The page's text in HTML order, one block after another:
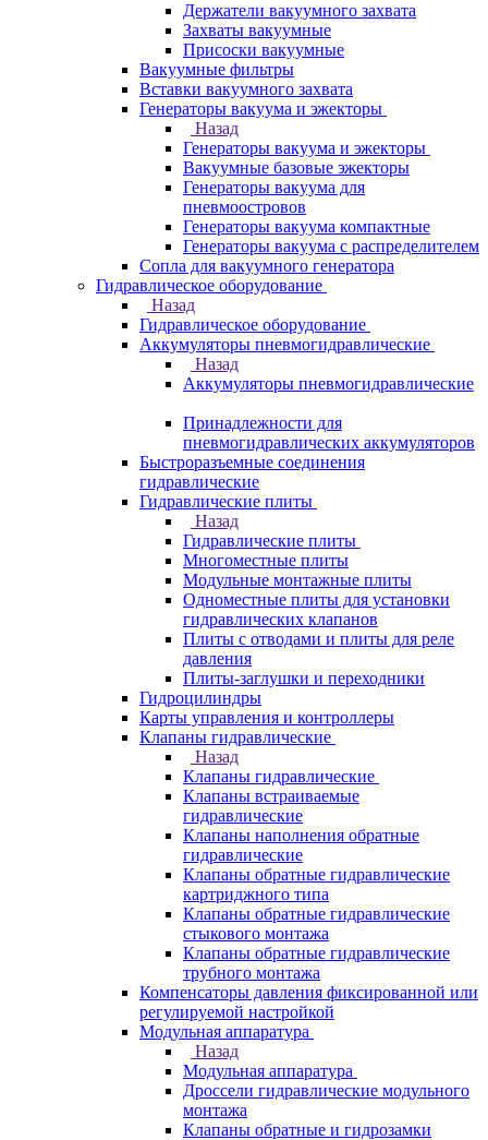
Держатели вакуумного захвата
Захваты вакуумные
Присоски вакуумные
Вакуумные фильтры
Вставки вакуумного захвата
Генераторы вакуума и эжекторы
Назад
Генераторы вакуума и эжекторы
Вакуумные базовые эжекторы
Генераторы вакуума для
пневмоостровов
Генераторы вакуума компактные
Генераторы вакуума с распределителем
Сопла для вакуумного генератора
Гидравлическое оборудование
Назад
Гидравлическое оборудование
Аккумуляторы пневмогидравлические
Назад
Аккумуляторы пневмогидравлические
Принадлежности для
пневмогидравлических аккумуляторов
Быстроразъемные соединения
гидравлические
Гидравлические плиты
Назад
Гидравлические плиты
Многоместные плиты
Модульные монтажные плиты
Одноместные плиты для установки
гидравлических клапанов
Плиты с отводами и плиты для реле
давления
Плиты-заглушки и переходники
Гидроцилиндры
Карты управления и контроллеры
Клапаны гидравлические
Назад
Клапаны гидравлические
Клапаны встраиваемые
гидравлические
Клапаны наполнения обратные
гидравлические
Клапаны обратные гидравлические
картриджного типа
Клапаны обратные гидравлические
стыкового монтажа
Клапаны обратные гидравлические
трубного монтажа
Компенсаторы давления фиксированной или
регулируемой настройкой
Модульная аппаратура
Назад
Модульная аппаратура
Дроссели гидравлические модульного
монтажа
Клапаны обратные и гидрозамки